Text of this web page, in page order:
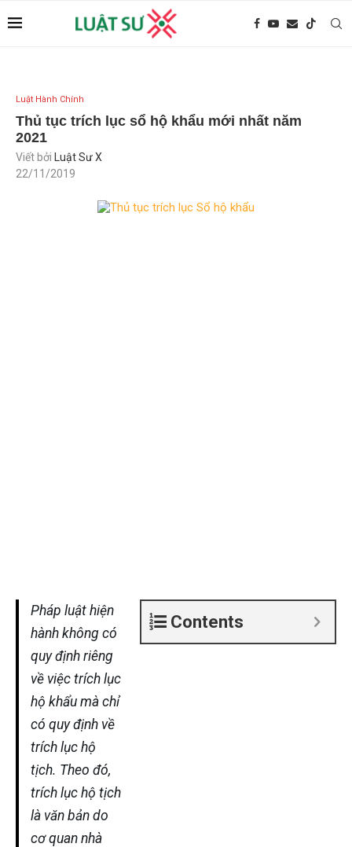
Luật Hành Chính
Thủ tục trích lục sổ hộ khẩu mới nhất năm
2021
Viết bởi
Luật Sư X
22/11/2019
Contents
Pháp luật hiện
hành không có
quy định riêng
về việc trích lục
hộ khẩu mà chỉ
có quy định về
trích lục hộ
tịch. Theo đó,
trích lục hộ tịch
là văn bản do
cơ quan nhà